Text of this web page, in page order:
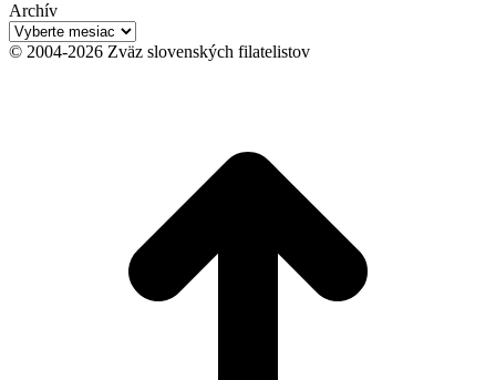
Archív
Archív
© 2004-2026 Zväz slovenských filatelistov